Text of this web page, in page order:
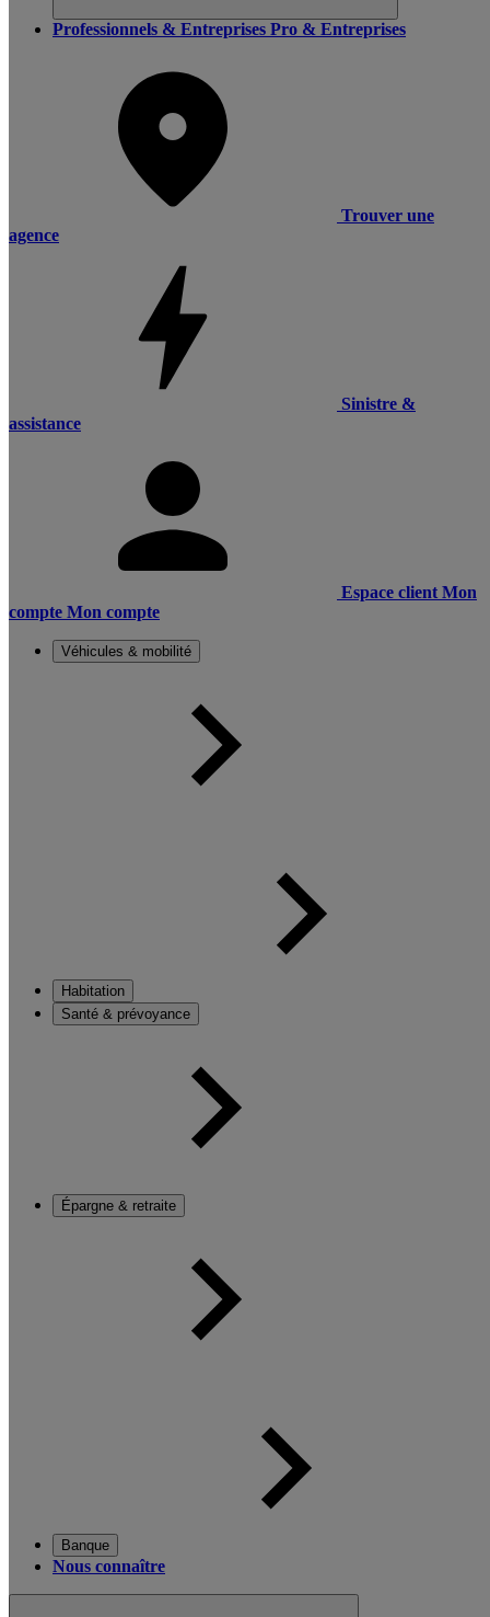
Professionnels & Entreprises Pro & Entreprises
Trouver une
agence
Sinistre &
assistance
Espace client Mon
compte Mon compte
Véhicules & mobilité
Habitation
Santé & prévoyance
Épargne & retraite
Banque
Nous connaître